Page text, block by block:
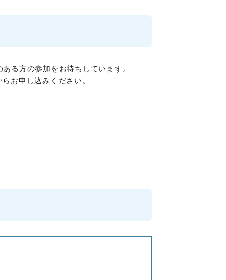
る方の参加をお待ちしています。
お申し込みください。